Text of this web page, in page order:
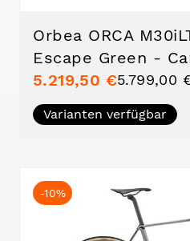
Orbea ORCA
Escape Green -
5.219,50 €5.799,00
Varianten verfügbar
-10%